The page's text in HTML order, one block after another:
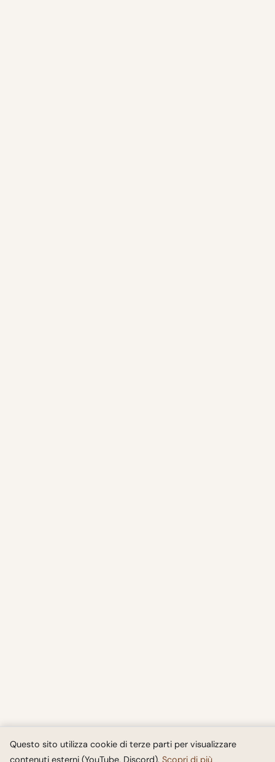
Questo sito utilizza cookie di terze parti per visualizzare
contenuti esterni (YouTube, Discord). Scopri di più